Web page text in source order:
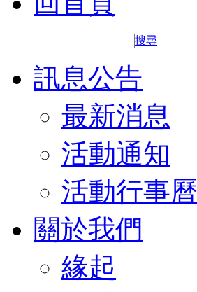
搜尋
訊息公告
最新消息
活動通知
活動行事曆
關於我們
緣起